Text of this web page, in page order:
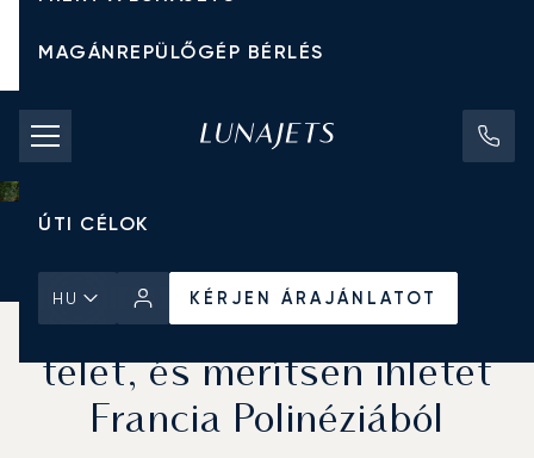
MAGÁNREPÜLŐGÉP BÉRLÉS
CHARTER ÁRAK
MAGÁNREPÜLŐGÉPEK
ÚTI CÉLOK
HU KÉRJEN ÁRAJÁNLATOT
Hagyja maga mögött a
telet, és merítsen ihletet
Francia Polinéziából